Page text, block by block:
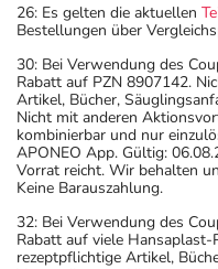
26: Es gelten die aktuellen
Bestellungen über
30: Bei Verwendung des
Rabatt auf PZN 8907142.
Artikel, Bücher,
Nicht mit anderen
kombinierbar und nur
APONEO App. Gültig:
Vorrat reicht. Wir behalten
Keine Barauszahlung.
32: Bei Verwendung des
Rabatt auf viele
rezeptpflichtige Artikel,